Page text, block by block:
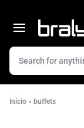
Início » buffets